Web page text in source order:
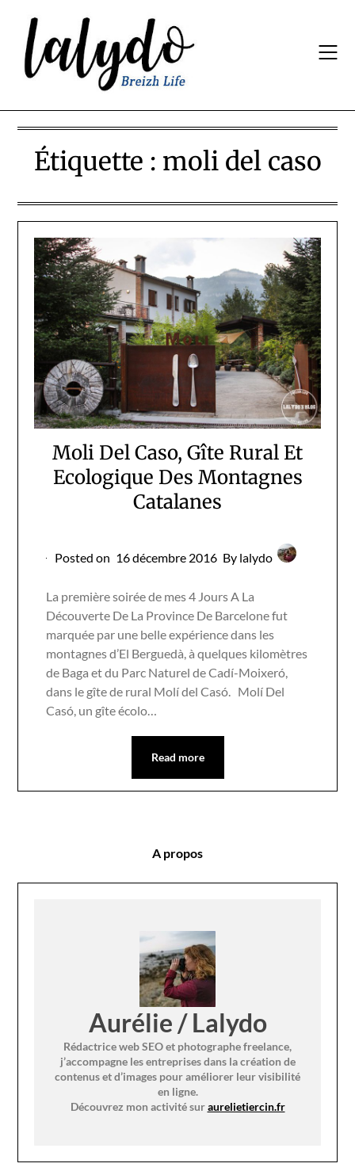
content
Étiquette : moli del caso
Moli Del Caso, Gîte Rural Et
Ecologique Des Montagnes
Catalanes
Posted on 16 décembre 2016 By lalydo
La première soirée de mes 4 Jours A La
Découverte De La Province De Barcelone fut
marquée par une belle expérience dans les
montagnes d’El Berguedà, à quelques kilomètres
de Baga et du Parc Naturel de Cadí-Moixeró,
dans le gîte de rural Molí del Casó. Molí Del
Casó, un gîte écolo…
Read more
A propos
Aurélie / Lalydo
Rédactrice web SEO et photographe freelance,
j’accompagne les entreprises dans la création de
contenus et d’images pour améliorer leur visibilité
en ligne.
Découvrez mon activité suraurelietiercin.fr